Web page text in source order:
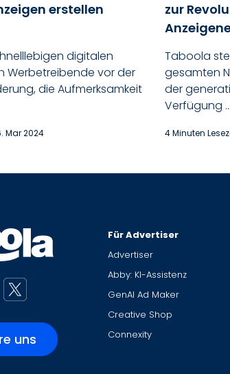
erstellen
digitalen
Werbetreibende vor der
die Aufmerksamkeit
Mar 2024
zur
Taboola
gesamten
der
Verfügung ...
4 Minuten
uns
Für Advertiser
Advertiser
Abby: KI-Assistenz
GenAI Ad Maker
Creative Shop
Connexity